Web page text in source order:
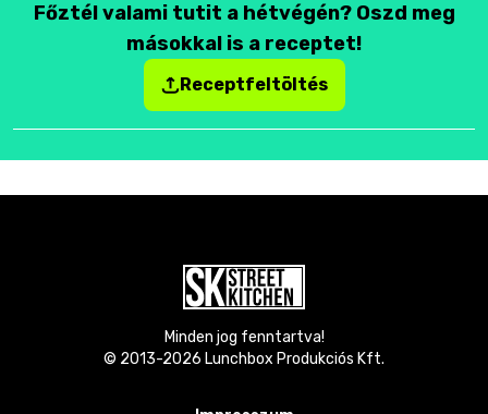
Főztél valami tutit a hétvégén? Oszd meg
másokkal is a receptet!
Receptfeltöltés
Minden jog fenntartva!
© 2013-2026 Lunchbox Produkciós Kft.